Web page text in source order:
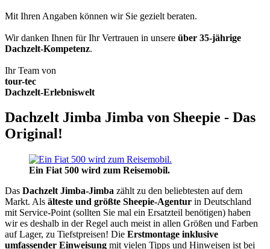
Mit Ihren Angaben können wir Sie gezielt beraten.
Wir danken Ihnen für Ihr Vertrauen in unsere über 35-jährige
Dachzelt-Kompetenz.
Ihr Team von
tour-tec
Dachzelt-Erlebniswelt
Dachzelt Jimba Jimba von Sheepie - Das
Original!
Ein Fiat 500 wird zum Reisemobil.
Das Dachzelt Jimba-Jimba zählt zu den beliebtesten auf dem
Markt. Als älteste und größte Sheepie-Agentur in Deutschland
mit Service-Point (sollten Sie mal ein Ersatzteil benötigen) haben
wir es deshalb in der Regel auch meist in allen Größen und Farben
auf Lager, zu Tiefstpreisen! Die Erstmontage inklusive
umfassender Einweisung mit vielen Tipps und Hinweisen ist bei